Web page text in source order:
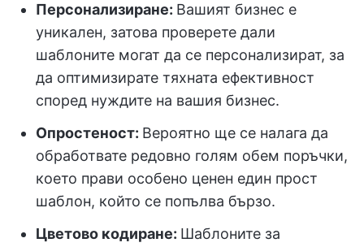
Персонализиране: Вашият бизнес е
уникален, затова проверете дали
шаблоните могат да се персонализират, за
да оптимизирате тяхната ефективност
според нуждите на вашия бизнес.
Опростеност: Вероятно ще се налага да
обработвате редовно голям обем поръчки,
което прави особено ценен един прост
шаблон, който се попълва бързо.
Цветово кодиране: Шаблоните за